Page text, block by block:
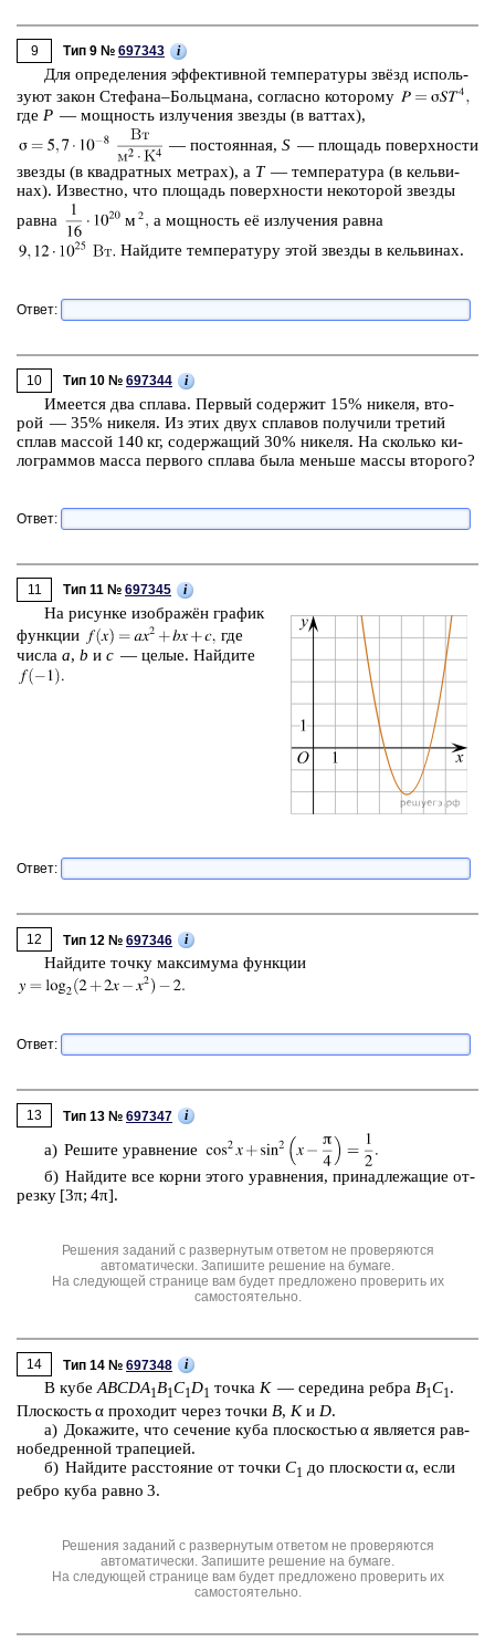
9 Тип 9 № 697343 i
Для опре­де­ле­ния эф­фек­тив­ной тем­пе­ра­ту­ры звёзд ис­поль­
зу­ют закон Сте­фа­на–Больц­ма­на, со­глас­но ко­то­ро­му
где P — мощ­ность из­лу­че­ния звез­ды (в ват­тах),
—по­сто­ян­ная, S— пло­щадь по­верх­но­сти
звез­ды (в квад­рат­ных мет­рах), а T— тем­пе­ра­ту­ра (в кель­ви­
нах). Из­вест­но, что пло­щадь по­верх­но­сти не­ко­то­рой звез­ды
равна
м
а мощ­ность её из­лу­че­ния равна
Най­ди­те тем­пе­ра­ту­ру этой звез­ды в кель­ви­нах.
Ответ:
10 Тип 10 № 697344 i
Име­ет­ся два спла­ва. Пер­вый со­дер­жит 15% ни­ке­ля, вто­
рой — 35% ни­ке­ля. Из этих двух спла­вов по­лу­чи­ли тре­тий
сплав мас­сой 140 кг, со­дер­жа­щий 30% ни­ке­ля. На сколь­ко ки­
ло­грам­мов масса пер­во­го спла­ва была мень­ше массы вто­ро­го?
Ответ:
11 Тип 11 № 697345 i
На ри­сун­ке изоб­ражён гра­фик
функ­ции
где
числа a, b и c — целые. Най­ди­те
Ответ:
12 Тип 12 № 697346 i
Най­ди­те точку мак­си­му­ма функ­ции
Ответ:
13 Тип 13 № 697347 i
a) Ре­ши­те урав­не­ние
б) Най­ди­те все корни этого урав­не­ния, при­над­ле­жа­щие от­
рез­ку [3π; 4π].
Решения заданий с развернутым ответом не проверяются
автоматически. Запишите решение на бумаге.
На следующей странице вам будет предложено проверить их
самостоятельно.
14 Тип 14 № 697348 i
В кубе ABCDA1B1C1D1 точка K— се­ре­ди­на ребра B1C1.
Плос­кость α про­хо­дит через точки B, Kи D.
а) До­ка­жи­те, что се­че­ние куба плос­ко­стью α яв­ля­ет­ся рав­
но­бед­рен­ной тра­пе­ци­ей.
б) Най­ди­те рас­сто­я­ние от точки C1 до плос­ко­сти α, если
ребро куба равно 3.
Решения заданий с развернутым ответом не проверяются
автоматически. Запишите решение на бумаге.
На следующей странице вам будет предложено проверить их
самостоятельно.